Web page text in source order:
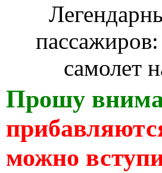
самолет
Прошу
можно